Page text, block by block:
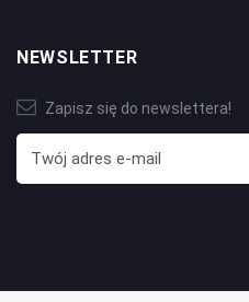
NEWSLETTER
Zapisz się do newslettera!